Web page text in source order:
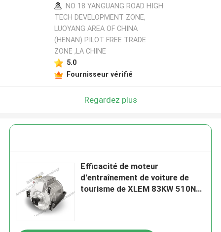
NO 18 YANGUANG ROAD HIGH
TECH DEVELOPMENT ZONE,
LUOYANG AREA OF CHINA
(HENAN) PILOT FREE TRADE
ZONE ,LA CHINE
5.0
Fournisseur vérifié
Regardez plus
Efficacité de moteur
d'entraînement de voiture de
tourisme de XLEM 83KW 510Nm